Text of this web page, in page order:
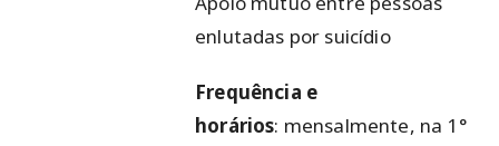
enlutadas por suicídio
Frequência e
horários: mensalmente, na 1°